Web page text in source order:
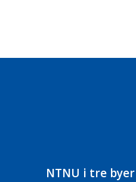
NTNU i tre byer